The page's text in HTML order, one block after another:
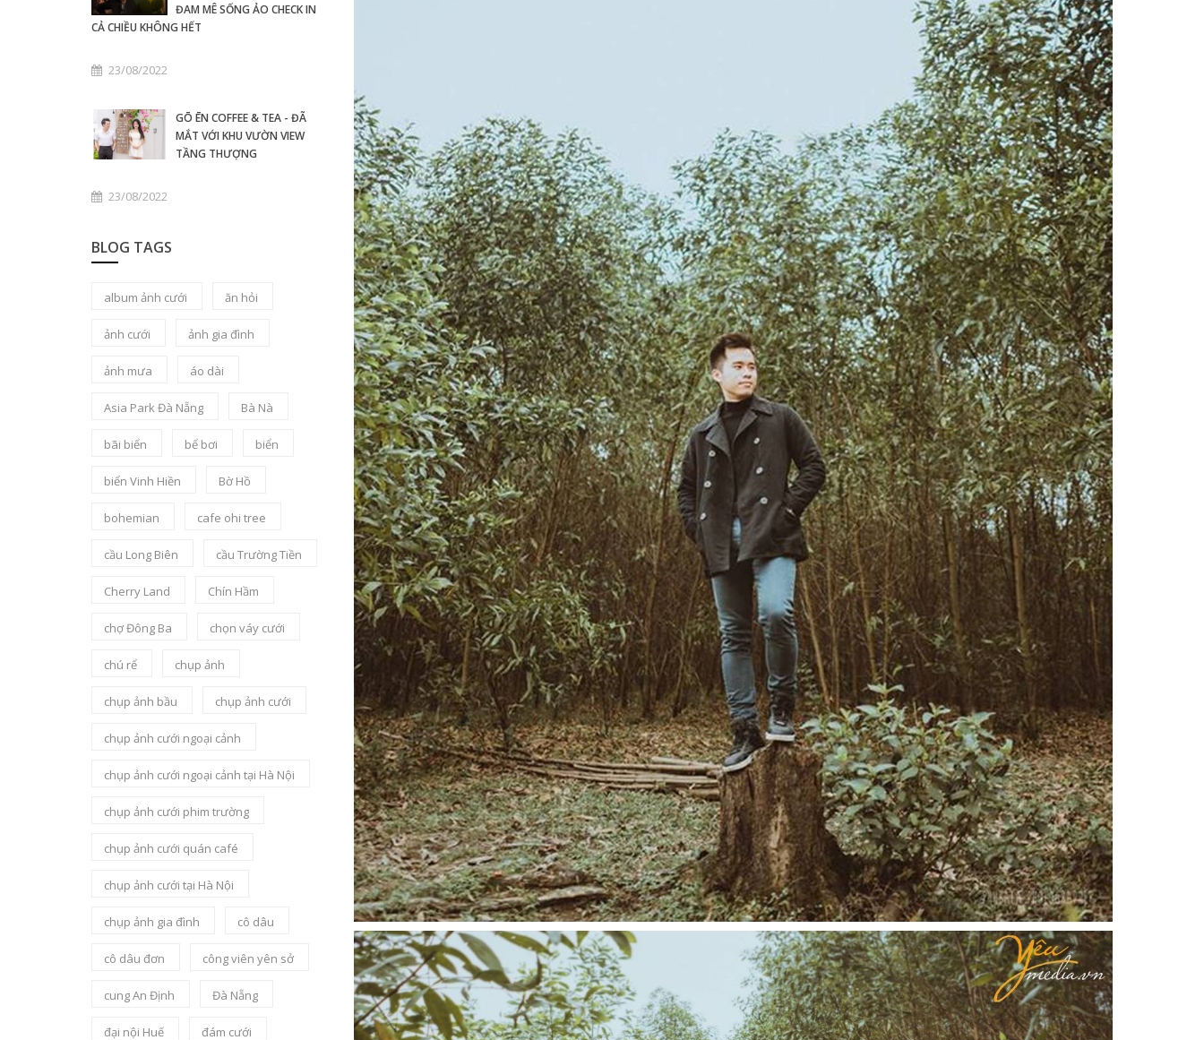
ĐAM MÊ SỐNG ẢO CHECK IN
CẢ CHIỀU KHÔNG HẾT
23/08/2022
GŌ ĒN COFFEE & TEA - ĐÃ
MẮT VỚI KHU VƯỜN VIEW
TẦNG THƯỢNG
23/08/2022
BLOG TAGS
album ảnh cưới ăn hỏi
ảnh cưới ảnh gia đình
ảnh mưa áo dài
Asia Park Đà Nẵng Bà Nà
bãi biển bể bơi biển
biển Vinh Hiền Bờ Hồ
bohemian cafe ohi tree
cầu Long Biên cầu Trường Tiền
Cherry Land Chín Hầm
chợ Đông Ba chọn váy cưới
chú rể chụp ảnh
chụp ảnh bầu chụp ảnh cưới
chụp ảnh cưới ngoại cảnh
chụp ảnh cưới ngoại cảnh tại Hà Nội
chụp ảnh cưới phim trường
chụp ảnh cưới quán café
chụp ảnh cưới tại Hà Nội
chụp ảnh gia đình cô dâu
cô dâu đơn công viên yên sở
cung An Định Đà Nẵng
đại nội Huế đám cưới